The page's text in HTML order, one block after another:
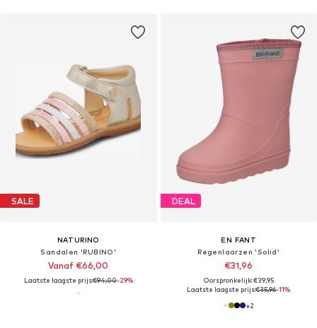
SALE
NATURINO
Sandalen 'RUBINO'
Vanaf €66,00
Laatste laagste prijs:€94,00-29%
DEAL
EN FANT
Regenlaarzen 'Solid'
€31,96
Oorspronkelijk: €39,95
Laatste laagste prijs:€35,96-11%
+2